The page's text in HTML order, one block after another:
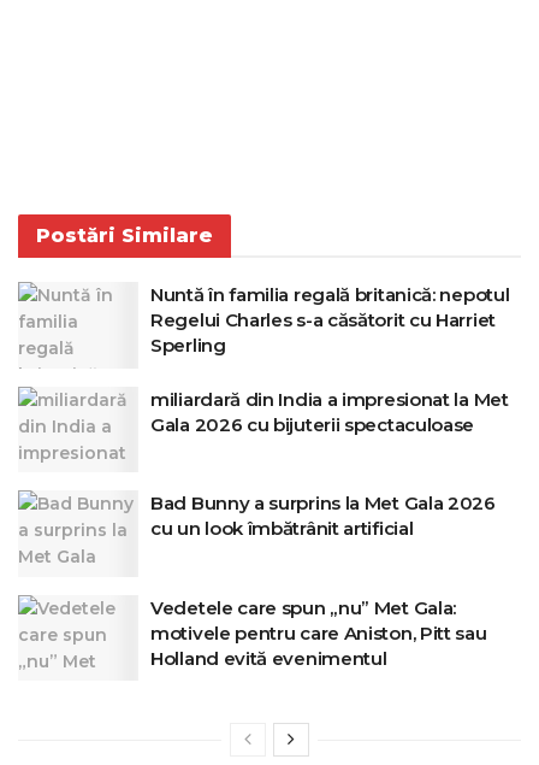
Postări Similare
Nuntă în familia regală britanică: nepotul
Regelui Charles s-a căsătorit cu Harriet
Sperling
miliardară din India a impresionat la Met
Gala 2026 cu bijuterii spectaculoase
Bad Bunny a surprins la Met Gala 2026
cu un look îmbătrânit artificial
Vedetele care spun „nu” Met Gala:
motivele pentru care Aniston, Pitt sau
Holland evită evenimentul